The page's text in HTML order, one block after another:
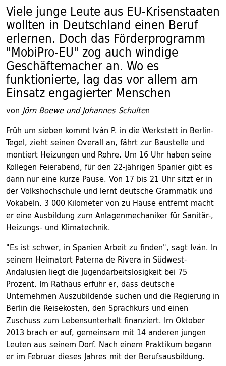
Viele junge Leute aus EU-Krisenstaaten
wollten in Deutschland einen Beruf
erlernen. Doch das Förderprogramm
"MobiPro-EU" zog auch windige
Geschäftemacher an. Wo es
funktionierte, lag das vor allem am
Einsatz engagierter Menschen
vonJörn Boewe und Johannes Schulten
Früh um sieben kommt Iván P. in die Werkstatt in Berlin-
Tegel, zieht seinen Overall an, fährt zur Baustelle und
montiert Heizungen und Rohre. Um 16 Uhr haben seine
Kollegen Feierabend, für den 22-jährigen Spanier gibt es
dann nur eine kurze Pause. Von 17 bis 21 Uhr sitzt er in
der Volkshochschule und lernt deutsche Grammatik und
Vokabeln. 3 000 Kilometer von zu Hause entfernt macht
er eine Ausbildung zum Anlagenmechaniker für Sanitär-,
Heizungs- und Klimatechnik.
"Es ist schwer, in Spanien Arbeit zu finden", sagt Iván. In
seinem Heimatort Paterna de Rivera in Südwest-
Andalusien liegt die Jugendarbeitslosigkeit bei 75
Prozent. Im Rathaus erfuhr er, dass deutsche
Unternehmen Auszubildende suchen und die Regierung in
Berlin die Reisekosten, den Sprachkurs und einen
Zuschuss zum Lebensunterhalt finanziert. Im Oktober
2013 brach er auf, gemeinsam mit 14 anderen jungen
Leuten aus seinem Dorf. Nach einem Praktikum begann
er im Februar dieses Jahres mit der Berufsausbildung.